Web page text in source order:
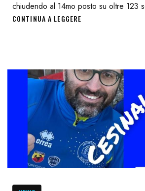
chiudendo al 14mo posto su oltre 123
CONTINUA A LEGGERE